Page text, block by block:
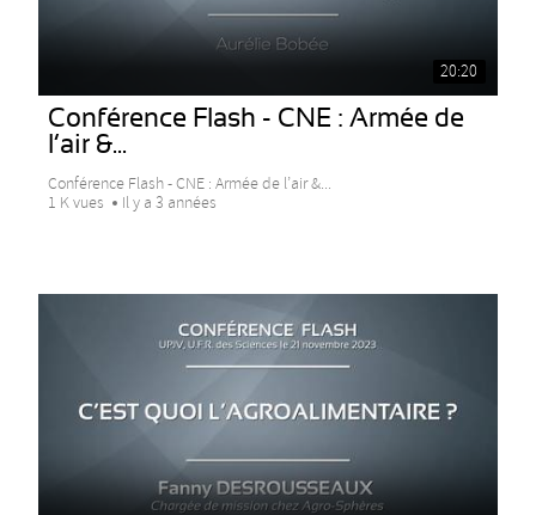
20:20
Conférence Flash - CNE : Armée de
l’air &...
Conférence Flash - CNE : Armée de l’air &...
1 K vues
Il y a 3 années